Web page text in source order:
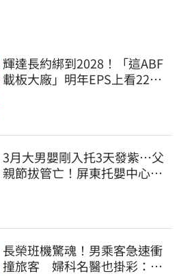
輝達長約綁到2028！「這ABF
載板大廠」明年EPS上看22
3月大男嬰剛入托3天發紫…父
親節拔管亡！屏東托嬰中心回9
長榮班機驚魂！男乘客急速衝
撞旅客 婦科名醫也掛彩：全